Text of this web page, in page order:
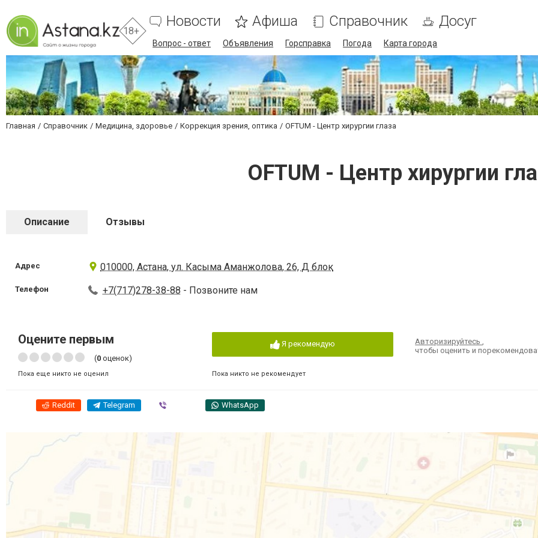
18+
Новости Афиша Справочник Досуг
Вопрос - ответ Объявления Горсправка Погода Карта города
Главная Справочник Медицина, здоровье Коррекция зрения, оптика OFTUM - Центр хирургии глаза
OFTUM - Центр хирургии
Описание Отзывы
Адрес 010000, Астана, ул. Касыма Аманжолова, 26, Д блок
Телефон +7(717)278-38-88 - Позвоните нам
Оцените первым
(0 оценок)
Пока еще никто не оценил
Я рекомендую
Пока никто не рекомендует
Авторизируйтесь,
чтобы оценить и
Reddit Telegram WhatsApp